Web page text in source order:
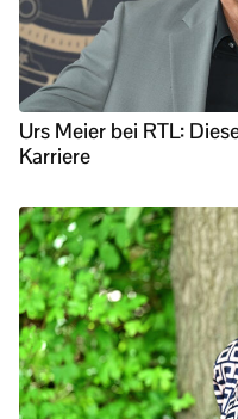
Urs Meier bei RTL:
Karriere